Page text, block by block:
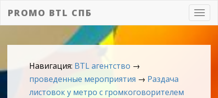
PROMO BTL СПБ
Навигация: BTL агентство →
проведенные мероприятия → Раздача
листовок у метро с громкоговорителем